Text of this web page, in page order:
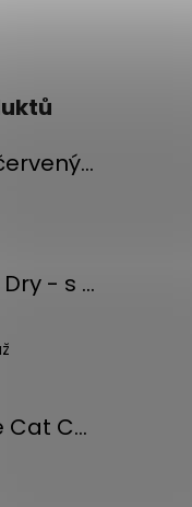
ZVERLIT červený hrubá s vůní Podestýlka kočka 10kg
je 5 z 5 hvězdiček.
Whiskas Dry - s tuňákem - 14kg
je 5 z 5 hvězdiček.
Brit Care Cat Christmas Beef Soup 75g
je 5 z 5 hvězdiček.